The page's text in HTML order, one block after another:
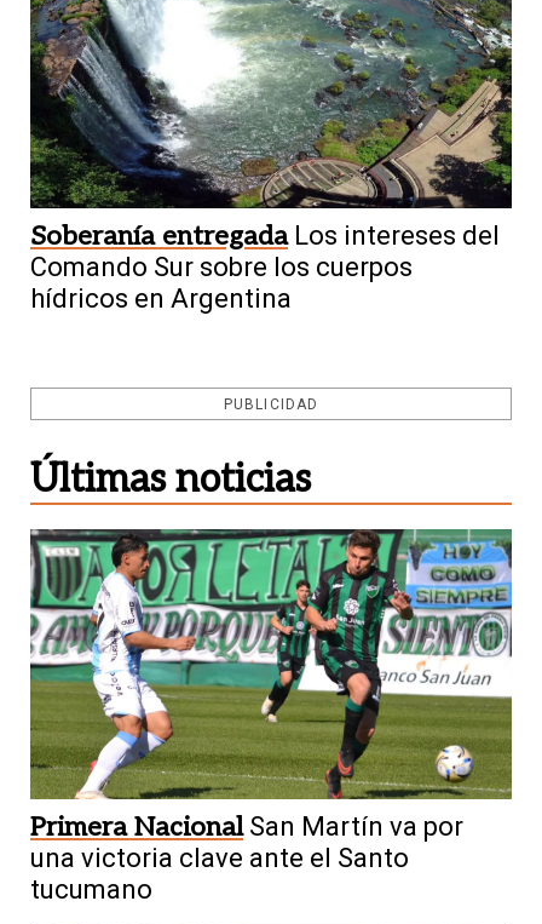
Soberanía entregada Los intereses del
Comando Sur sobre los cuerpos
hídricos en Argentina
PUBLICIDAD
Últimas noticias
Primera Nacional San Martín va por
una victoria clave ante el Santo
tucumano